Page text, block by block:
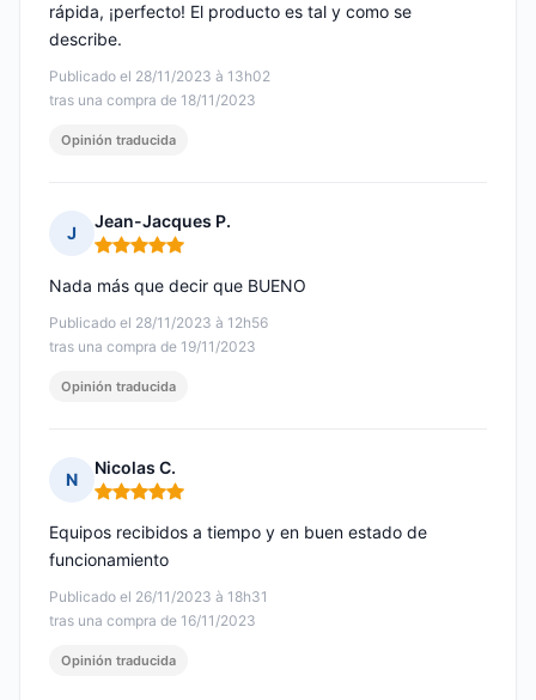
Publicado el 28/11/2023 à 13h02
tras una compra de 18/11/2023
rápida, ¡perfecto! El producto es tal y como se
describe.
Opinión traducida
J
Jean-Jacques P.
Nota: 5 de 5
Publicado el 28/11/2023 à 12h56
tras una compra de 19/11/2023
Nada más que decir que BUENO
Opinión traducida
N
Nicolas C.
Nota: 5 de 5
Publicado el 26/11/2023 à 18h31
tras una compra de 16/11/2023
Equipos recibidos a tiempo y en buen estado de
funcionamiento
Opinión traducida